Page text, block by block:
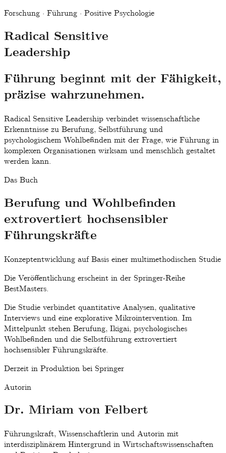
Forschung · Führung · Positive Psychologie
Radical Sensitive
Leadership
Führung beginnt mit der Fähigkeit,
präzise wahrzunehmen.
Radical Sensitive Leadership verbindet wissenschaftliche
Erkenntnisse zu Berufung, Selbstführung und
psychologischem Wohlbefinden mit der Frage, wie Führung in
komplexen Organisationen wirksam und menschlich gestaltet
werden kann.
Das Buch
Berufung und Wohlbefinden
extrovertiert hochsensibler
Führungskräfte
Konzeptentwicklung auf Basis einer multimethodischen Studie
Die Veröffentlichung erscheint in der Springer-Reihe
BestMasters.
Die Studie verbindet quantitative Analysen, qualitative
Interviews und eine explorative Mikrointervention. Im
Mittelpunkt stehen Berufung, Ikigai, psychologisches
Wohlbefinden und die Selbstführung extrovertiert
hochsensibler Führungskräfte.
Derzeit in Produktion bei Springer
Autorin
Dr. Miriam von Felbert
Führungskraft, Wissenschaftlerin und Autorin mit
interdisziplinärem Hintergrund in Wirtschaftswissenschaften